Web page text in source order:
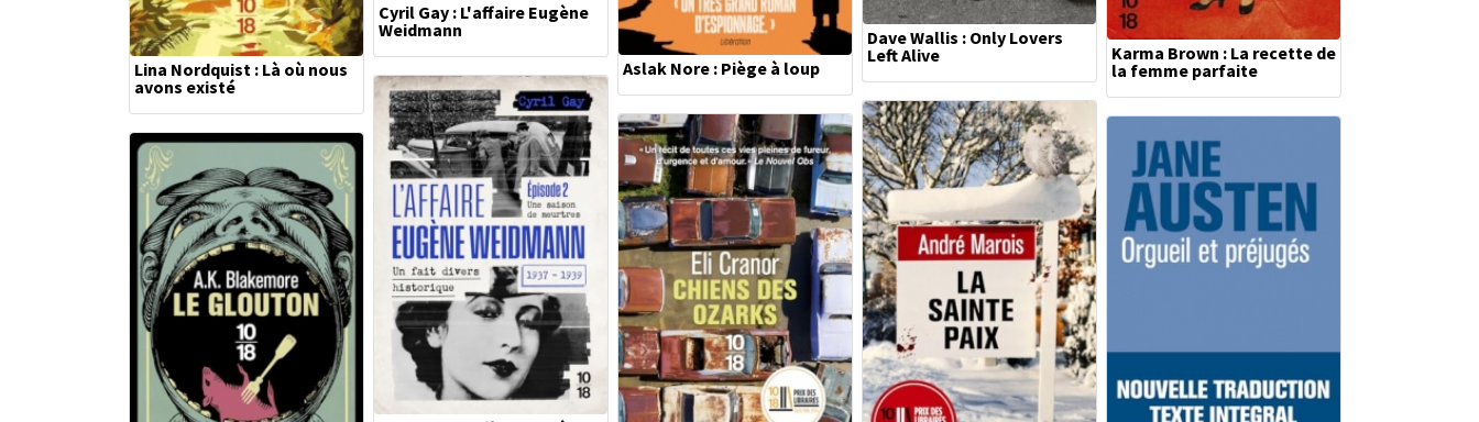
Dave Wallis : Only Lovers
Left Alive
Karma Brown : La recette de
la femme parfaite
Aslak Nore : Piège à loup
Cyril Gay : L'affaire Eugène
Weidmann
Lina Nordquist : Là où nous
avons existé